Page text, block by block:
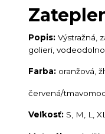
Popis: Výstražná,
golieri,
Farba: oranžová,
červená/
Veľkosť: S, M, L,